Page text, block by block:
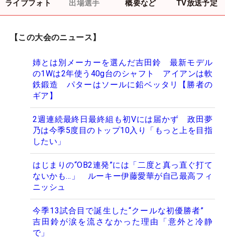
ライブフォト 出場選手 概要など TV放送予定
【この大会のニュース】
姉とは別メーカーを選んだ吉田鈴 最新モデル
の1Wは2年使う40g台のシャフト アイアンは軟
鉄鍛造 パターはソールに鉛ベッタリ【勝者の
ギア】
2週連続最終日最終組も初Vには届かず 政田夢
乃は今季5度目のトップ10入り「もっと上を目指
したい」
はじまりの“OB2連発”には「二度と真っ直ぐ打て
ないかも…」 ルーキー伊藤愛華が自己最高フィ
ニッシュ
今季13試合目で誕生した“クールな初優勝者”
吉田鈴が涙を流さなかった理由「意外と冷静
で」